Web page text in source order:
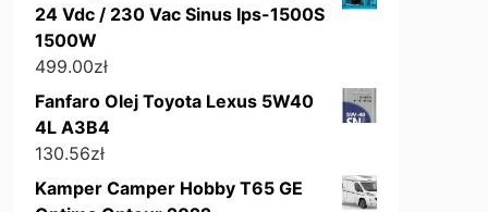
24 Vdc / 230 Vac Sinus Ips-1500S
1500W
499.00zł
Fanfaro Olej Toyota Lexus 5W40
4L A3B4
130.56zł
Kamper Camper Hobby T65 GE